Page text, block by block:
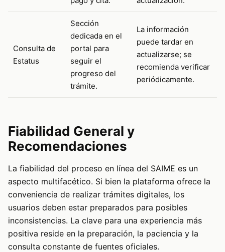
Consulta de
Estatus
Sección
dedicada en el
portal para
seguir el
progreso del
trámite.
La información
puede tardar en
actualizarse; se
recomienda verificar
periódicamente.
Fiabilidad General y
Recomendaciones
La fiabilidad del proceso en línea del SAIME es un
aspecto multifacético. Si bien la plataforma ofrece la
conveniencia de realizar trámites digitales, los
usuarios deben estar preparados para posibles
inconsistencias. La clave para una experiencia más
positiva reside en la preparación, la paciencia y la
consulta constante de fuentes oficiales.